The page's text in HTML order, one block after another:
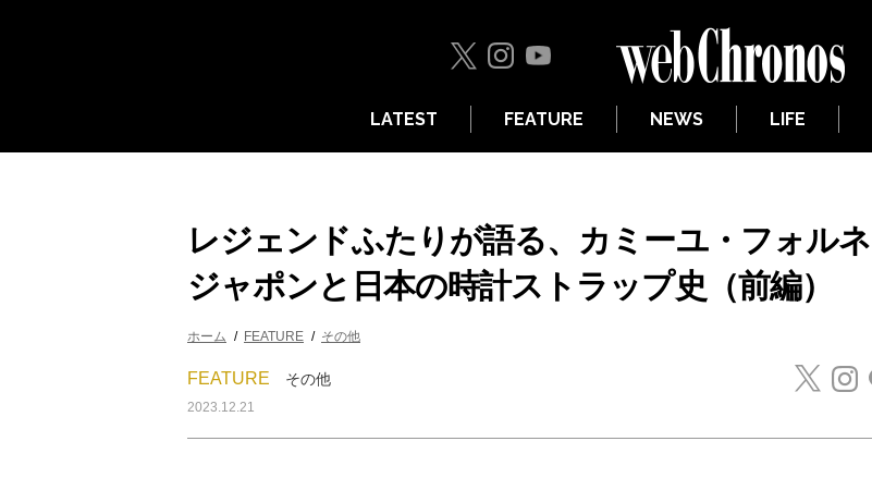
LATEST FEATURE NEWS LIFE
レジェンドふたりが語る、カミーユ・フォルネ
ジャポンと日本の時計ストラップ史（前編）
ホーム FEATURE その他
FEATURE その他
2023.12.21